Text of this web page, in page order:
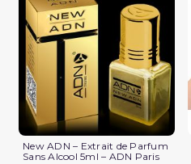
New ADN – Extrait de Parfum
Sans Alcool 5ml – ADN Paris